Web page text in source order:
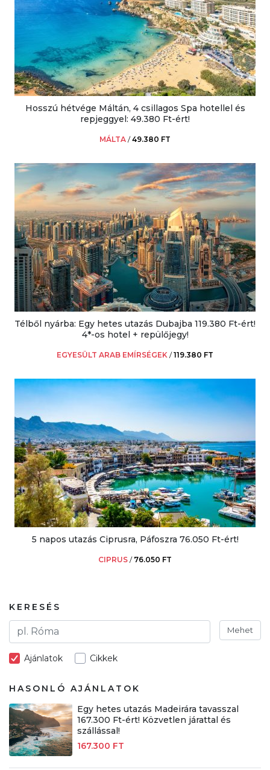
Hosszú hétvége Máltán, 4 csillagos Spa hotellel és
repjeggyel: 49.380 Ft-ért!
MÁLTA /49.380 FT
Télből nyárba: Egy hetes utazás Dubajba 119.380 Ft-ért!
4*-os hotel + repülőjegy!
EGYESÜLT ARAB EMÍRSÉGEK /119.380 FT
5 napos utazás Ciprusra, Páfoszra 76.050 Ft-ért!
CIPRUS / 76.050 FT
KERESÉS
Mehet
Ajánlatok Cikkek
HASONLÓ AJÁNLATOK
Egy hetes utazás Madeirára tavasszal
167.300 Ft-ért! Közvetlen járattal és
szállással!
167.300 FT